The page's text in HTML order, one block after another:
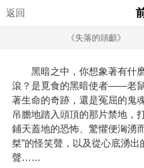
返回
《失落的頭顱》
黑暗之中，你想象著有什
滾？是覓食的黑暗使者——老
著生命的奇跡，還是冤屈的鬼
吊膽地踏入頭頂的那片禁地，
鋪天蓋地的恐怖、驚懼便洶湧
桀”的怪笑聲，以及從心底湧
聲……